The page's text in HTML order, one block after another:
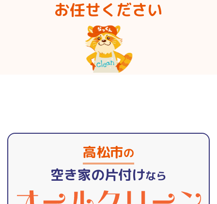
お任せください
高松市の
空き家の片付けなら